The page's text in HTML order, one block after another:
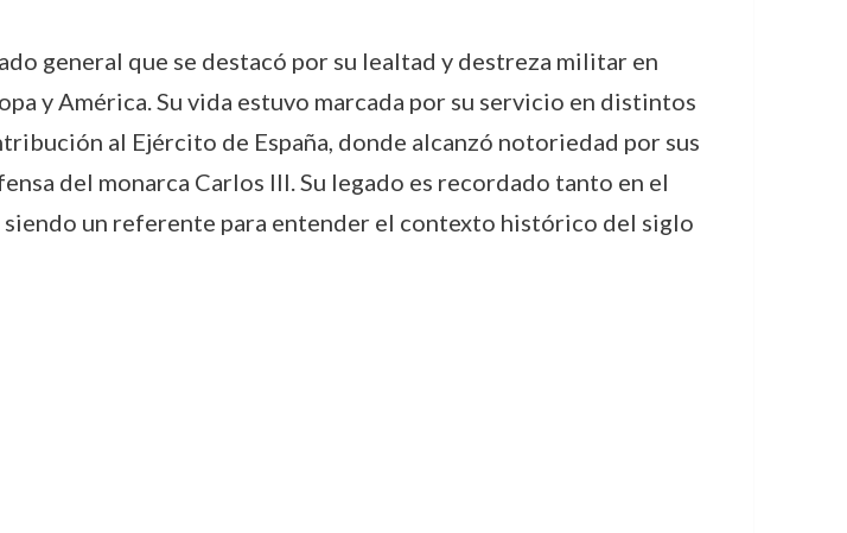
general que se destacó por su lealtad y destreza militar en
y América. Su vida estuvo marcada por su servicio en distintos
al Ejército de España, donde alcanzó notoriedad por sus
del monarca Carlos III. Su legado es recordado tanto en el
un referente para entender el contexto histórico del siglo